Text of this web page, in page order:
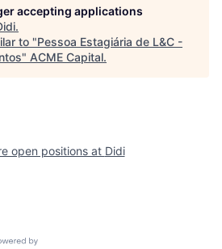
accepting applications
.
to "Pessoa Estagiária de L&C -
" ACME Capital.
open positions at Didi
by Getro.com